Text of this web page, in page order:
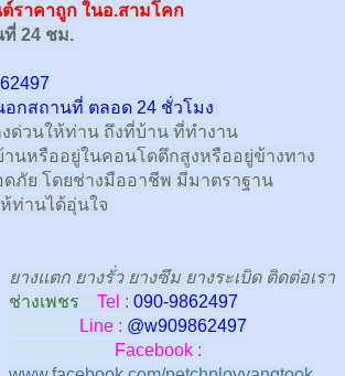
ต์ราคาถูก ในอ.สามโคก
ที่ 24 ชม.
อกสถานที่ ตลอด 24 ชั่วโมง
งด่วนให้ท่าน ถึงที่บ้าน ที่ทำงาน
นหรืออยู่ในคอนโดตึกสูงหรืออยู่ข้างทาง
ดภัย โดยช่างมืออาชีพ มีมาตราฐาน
ท่านได้อุ่นใจ
ยางแตก ยางรั่ว ยางซึม ยางระเบิด ติดต่อเรา
ช่างเพชร
Tel : 090-9862497
Line : @w909862497
Facebook :